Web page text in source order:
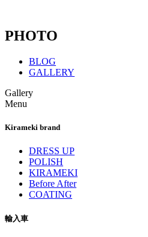
PHOTO
BLOG
GALLERY
Gallery
Menu
Kirameki brand
DRESS UP
POLISH
KIRAMEKI
Before After
COATING
輸入車